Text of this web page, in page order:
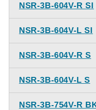
NSR-3B-604V-R SI
NSR-3B-604V-L SI
NSR-3B-604V-R S
NSR-3B-604V-L S
NSR-3B-754V-R